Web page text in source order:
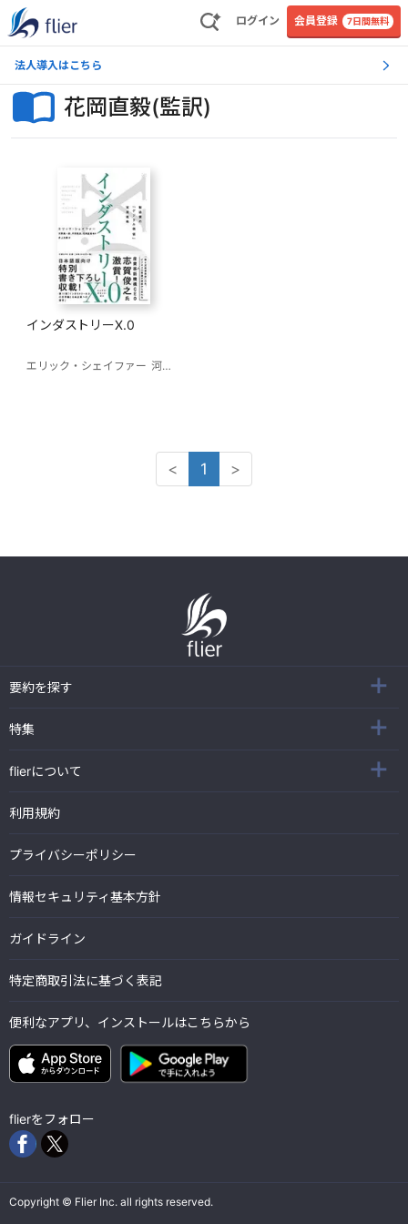
ログイン 会員登録 7日間無料
法人導入はこちら
花岡直毅(監訳)
インダストリーX.0
エリック・シェイファー 河野真一郎(監訳)
< 1 >
要約を探す
特集
flierについて
利用規約
プライバシーポリシー
情報セキュリティ基本方針
ガイドライン
特定商取引法に基づく表記
便利なアプリ、インストールはこちらから
flierをフォロー
Copyright © Flier Inc. all rights reserved.